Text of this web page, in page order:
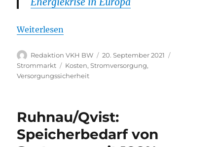
Weiterlesen
Autor
Redaktion VKH BW
Veröffentlicht
am
20. September 2021
Strommarkt
Schlagwörter
Kosten,Stromversorgung,
Versorgungssicherheit
Ruhnau/Qvist:
Speicherbedarf von